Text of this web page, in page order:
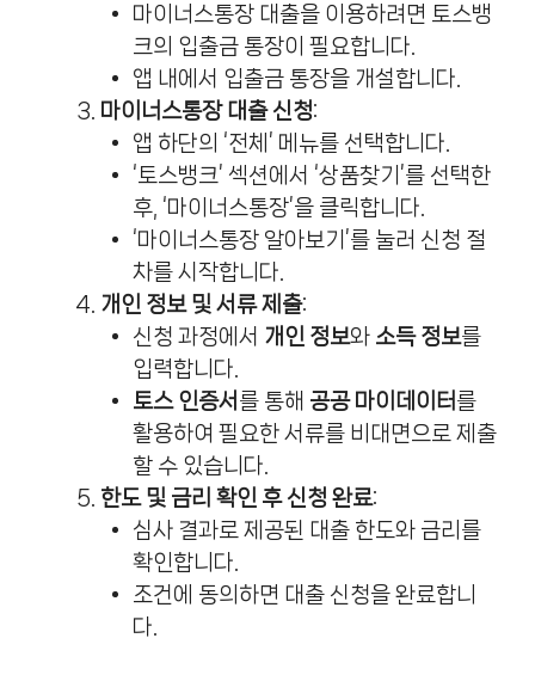
마이너스통장 대출을 이용하려면 토스뱅
크의 입출금 통장이 필요합니다.
앱 내에서 입출금 통장을 개설합니다.
마이너스통장 대출 신청:
앱 하단의 ‘전체’ 메뉴를 선택합니다.
‘토스뱅크’ 섹션에서 ‘상품찾기’를 선택한
후, ‘마이너스통장’을 클릭합니다.
‘마이너스통장 알아보기’를 눌러 신청 절
차를 시작합니다.
개인 정보 및 서류 제출:
신청 과정에서 개인 정보와 소득 정보를
입력합니다.
토스 인증서 를 통해 공공 마이데이터 를
활용하여 필요한 서류를 비대면으로 제출
할 수 있습니다.
한도 및 금리 확인 후 신청 완료:
심사 결과로 제공된 대출 한도와 금리를
확인합니다.
조건에 동의하면 대출 신청을 완료합니
다.